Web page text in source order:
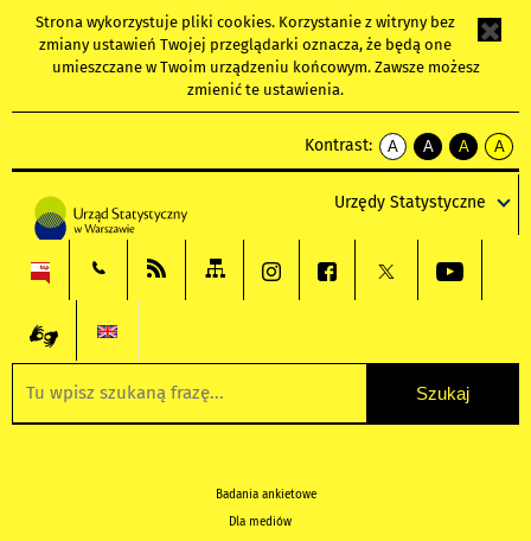
Strona wykorzystuje pliki cookies. Korzystanie z witryny bez
zmiany ustawień Twojej przeglądarki oznacza, że będą one
umieszczane w Twoim urządzeniu końcowym. Zawsze możesz
zmienić te ustawienia.
Kontrast:
A
kontrast
A
kontrast
tekst
czarnym
A
kontrast
tekst
czarnym
A
tekst
żółtym
Urzędy Statystyczne
Badania ankietowe
Dla mediów